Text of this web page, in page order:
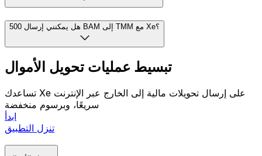
هل يمكنني إرسال 500 BAM إلى TMM مع Xe؟
تبسيط عمليات تحويل الأموال
تساعدك Xe على إرسال تحويلات مالية إلى الخارج عبر الإنترنت
سريعًا، وبرسوم منخفضة
ابدأ
تنزل التطبيق